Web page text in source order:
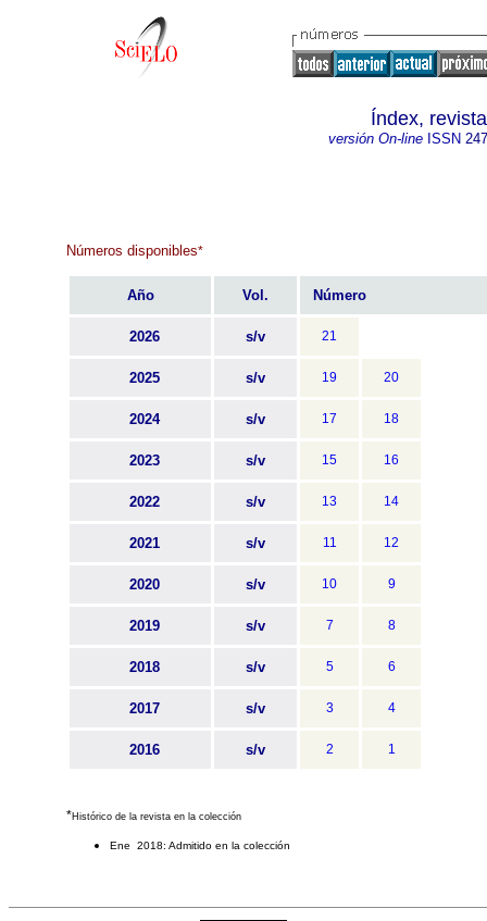
Índex,
versión On-lineISSN
Números disponibles*
Año Vol. Número
2026 s/v 21
2025 s/v 19 20
2024 s/v 17 18
2023 s/v 15 16
2022 s/v 13 14
2021 s/v 11 12
2020 s/v 10 9
2019 s/v 7 8
2018 s/v 5 6
2017 s/v 3 4
2016 s/v 2 1
*Histórico de la revista en la colección
Ene 2018: Admitido en la colección